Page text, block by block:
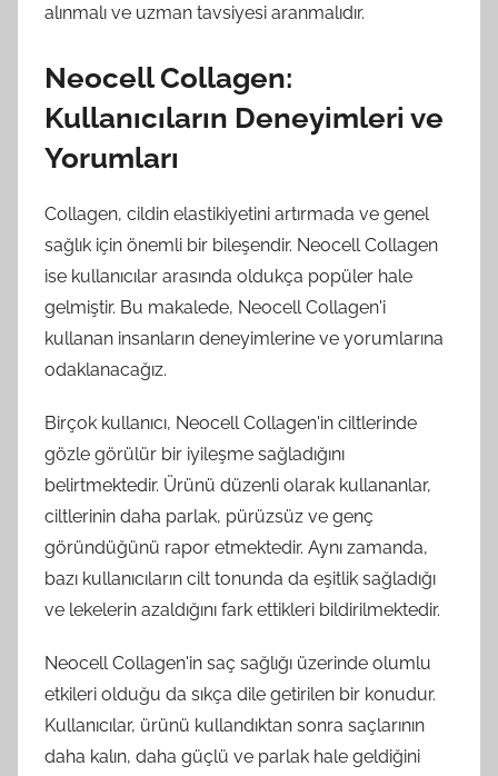
alınmalı ve uzman tavsiyesi aranmalıdır.
Neocell Collagen:
Kullanıcıların Deneyimleri ve
Yorumları
Collagen, cildin elastikiyetini artırmada ve genel
sağlık için önemli bir bileşendir. Neocell Collagen
ise kullanıcılar arasında oldukça popüler hale
gelmiştir. Bu makalede, Neocell Collagen'i
kullanan insanların deneyimlerine ve yorumlarına
odaklanacağız.
Birçok kullanıcı, Neocell Collagen'in ciltlerinde
gözle görülür bir iyileşme sağladığını
belirtmektedir. Ürünü düzenli olarak kullananlar,
ciltlerinin daha parlak, pürüzsüz ve genç
göründüğünü rapor etmektedir. Aynı zamanda,
bazı kullanıcıların cilt tonunda da eşitlik sağladığı
ve lekelerin azaldığını fark ettikleri bildirilmektedir.
Neocell Collagen'in saç sağlığı üzerinde olumlu
etkileri olduğu da sıkça dile getirilen bir konudur.
Kullanıcılar, ürünü kullandıktan sonra saçlarının
daha kalın, daha güçlü ve parlak hale geldiğini